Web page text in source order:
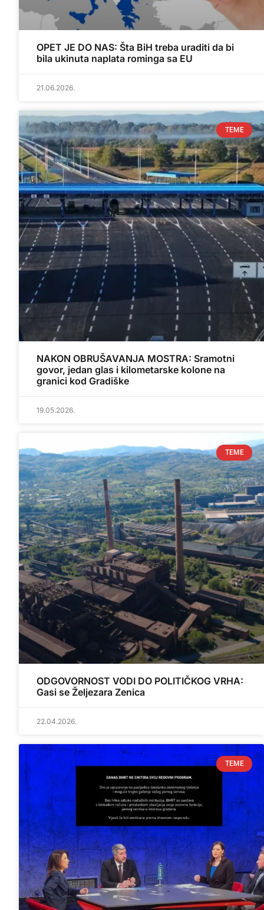
OPET JE DO NAS: Šta BiH treba uraditi da bi
bila ukinuta naplata rominga sa EU
21.06.2026.
TEME
NAKON OBRUŠAVANJA MOSTRA: Sramotni
govor, jedan glas i kilometarske kolone na
granici kod Gradiške
19.05.2026.
TEME
ODGOVORNOST VODI DO POLITIČKOG VRHA:
Gasi se Željezara Zenica
22.04.2026.
TEME